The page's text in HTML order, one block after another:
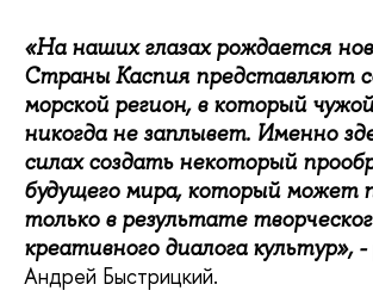
«На наших глазах рождается
Страны Каспия представляют
морской регион, в который
никогда не заплывет. Именно
силах создать некоторый
будущего мира, который может
только в результате
креативного диалога культур», -
Андрей Быстрицкий.